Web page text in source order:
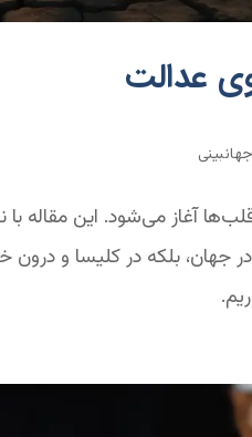
عدالت
جهانبینی
قلب‌ها آغاز می‌شود. این مقاله
جهان، بلکه در کلیسا و